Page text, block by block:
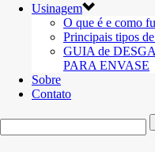
Usinagem
O que é e como
Principais tipos
GUIA de
PARA ENVASE
Sobre
Contato